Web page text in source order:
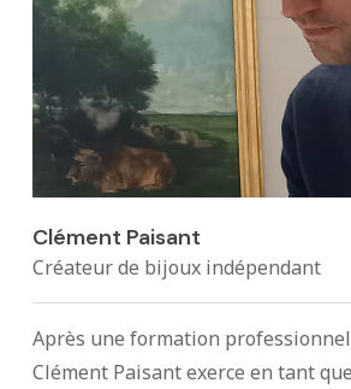
Clément Paisant
Créateur de bijoux indépendant
Après une formation
Clément Paisant exerce en tant